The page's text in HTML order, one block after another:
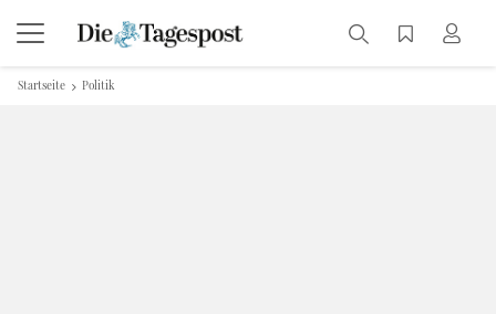
Startseite Politik